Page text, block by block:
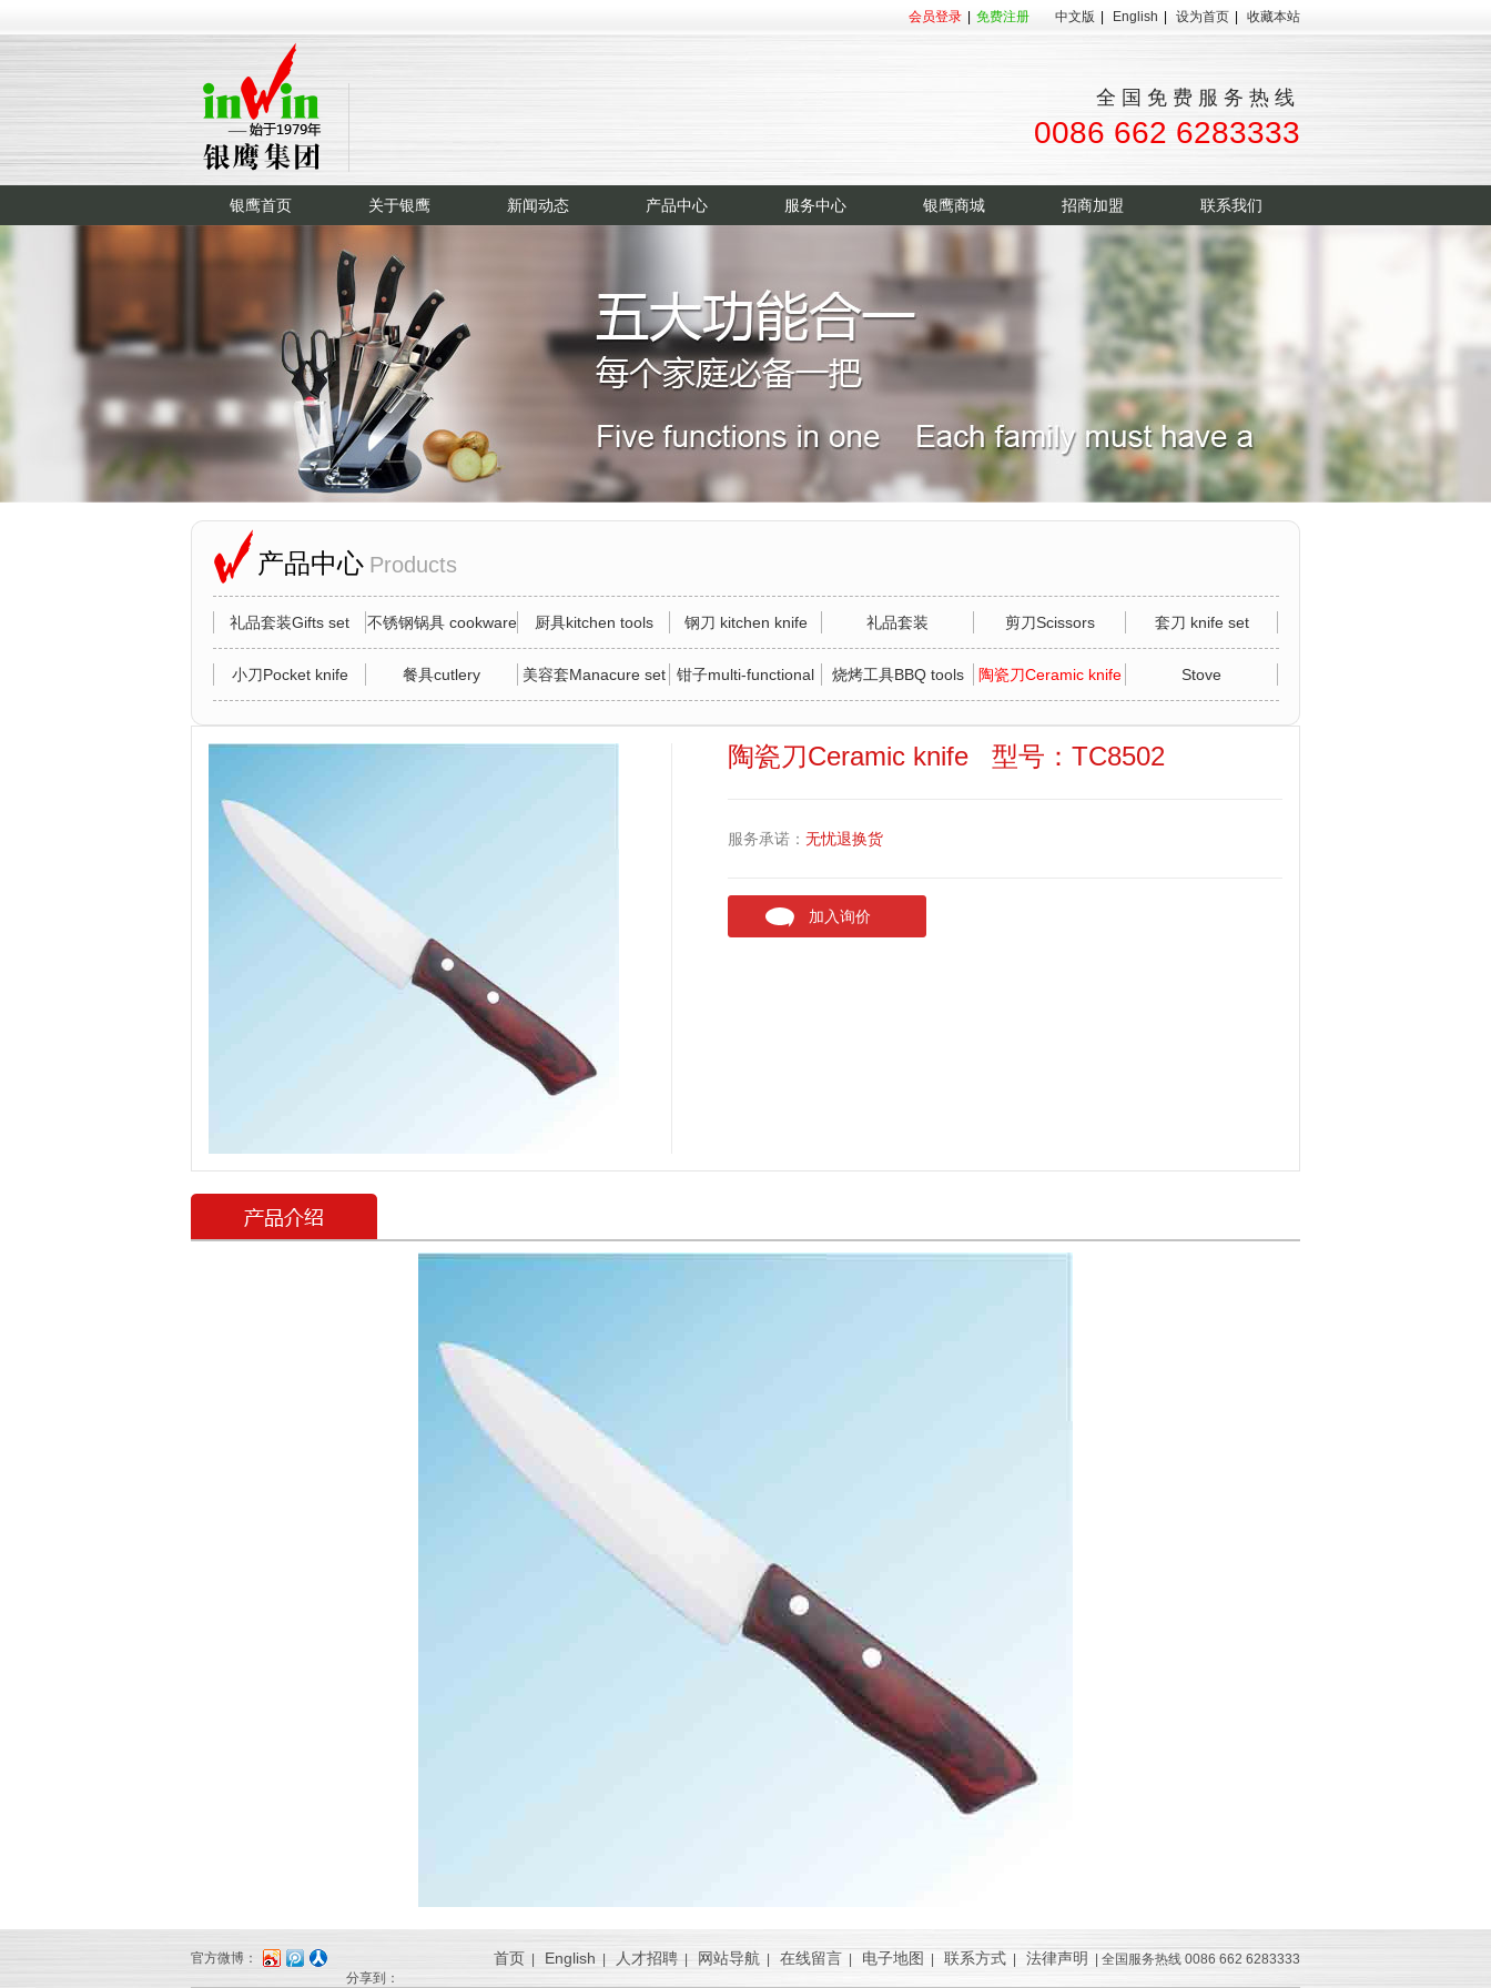
会员登录 免费注册 中文版 English 设为首页 收藏本站
全国免费服务热线
0086 662 6283333
银鹰首页 关于银鹰 新闻动态 产品中心 服务中心 银鹰商城 招商加盟 联系我们
产品中心 Products
礼品套装Gifts set 不锈钢锅具 cookware 厨具kitchen tools 钢刀 kitchen knife 礼品套装 剪刀Scissors 套刀 knife set
小刀Pocket knife 餐具cutlery 美容套Manacure set 钳子multi-functional
tool
烧烤工具BBQ tools 陶瓷刀Ceramic knife Stove
陶瓷刀Ceramic knife 型号：TC8502
服务承诺： 无忧退换货
加入询价
官方微博：
分享到：
首页 English 人才招聘 | 网站导航 在线留言 电子地图 联系方式 法律声明 | 全国服务热线 0086 662 6283333